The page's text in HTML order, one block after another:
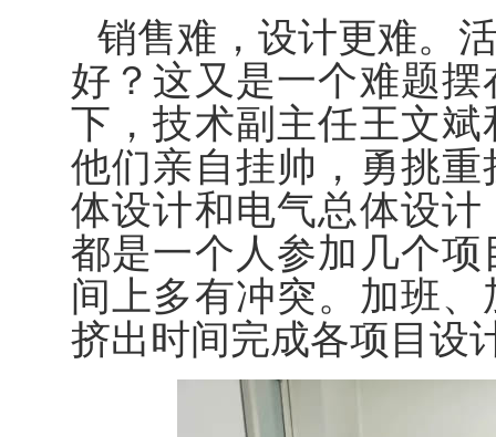
销售难，设计更难。
好？这又是一个难题
下，技术副主任王文
他们亲自挂帅，勇挑
体设计和电气总体设
都是一个人参加几个
间上多有冲突。加班
挤出时间完成各项目设